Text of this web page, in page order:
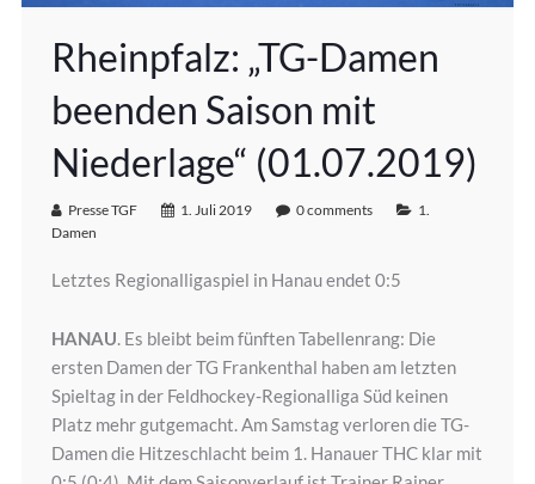
Rheinpfalz: „TG-Damen
beenden Saison mit
Niederlage“ (01.07.2019)
Presse TGF 1. Juli 2019 0 comments
1.
Damen
Letztes Regionalligaspiel in Hanau endet 0:5
HANAU. Es bleibt beim fünften Tabellenrang: Die
ersten Damen der TG Frankenthal haben am letzten
Spieltag in der Feldhockey-Regionalliga Süd keinen
Platz mehr gutgemacht. Am Samstag verloren die TG-
Damen die Hitzeschlacht beim 1. Hanauer THC klar mit